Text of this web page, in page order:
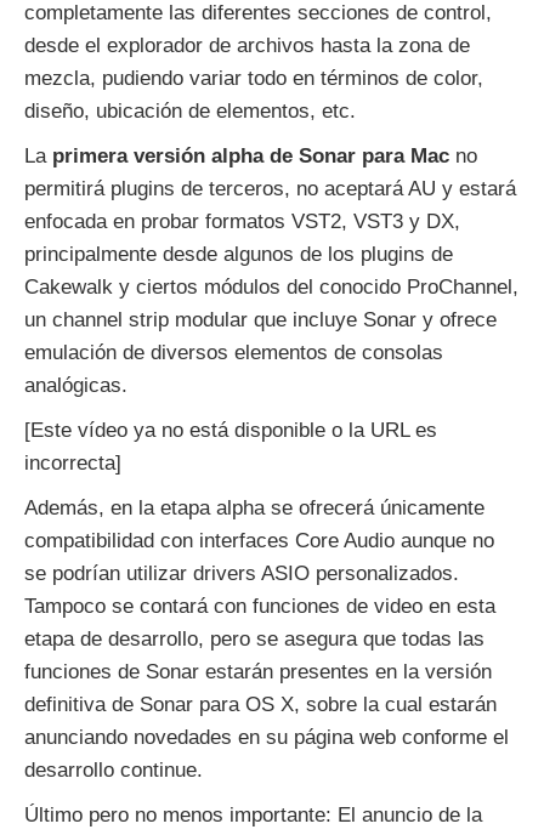
completamente las diferentes secciones de control,
desde el explorador de archivos hasta la zona de
mezcla, pudiendo variar todo en términos de color,
diseño, ubicación de elementos, etc.
La primera versión alpha de Sonar para Mac no
permitirá plugins de terceros, no aceptará AU y estará
enfocada en probar formatos VST2, VST3 y DX,
principalmente desde algunos de los plugins de
Cakewalk y ciertos módulos del conocido ProChannel,
un channel strip modular que incluye Sonar y ofrece
emulación de diversos elementos de consolas
analógicas.
[Este vídeo ya no está disponible o la URL es
incorrecta]
Además, en la etapa alpha se ofrecerá únicamente
compatibilidad con interfaces Core Audio aunque no
se podrían utilizar drivers ASIO personalizados.
Tampoco se contará con funciones de video en esta
etapa de desarrollo, pero se asegura que todas las
funciones de Sonar estarán presentes en la versión
definitiva de Sonar para OS X, sobre la cual estarán
anunciando novedades en su página web conforme el
desarrollo continue.
Último pero no menos importante: El anuncio de la